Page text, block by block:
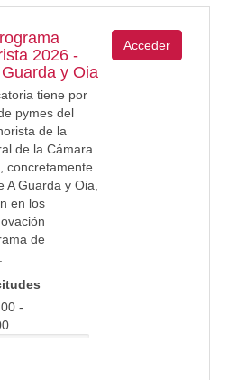
2026 -
y Oia
tiene por
pymes del
de la
de la Cámara
concretamente
A Guarda y Oia,
en los
de
-
Acceder